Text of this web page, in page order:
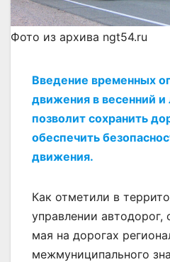
Фото из архива ngt54.ru
Введение временных
движения в весенний
позволит сохранить
обеспечить
движения.
Как отметили в
управлении автодорог,
мая на дорогах
межмуниципального